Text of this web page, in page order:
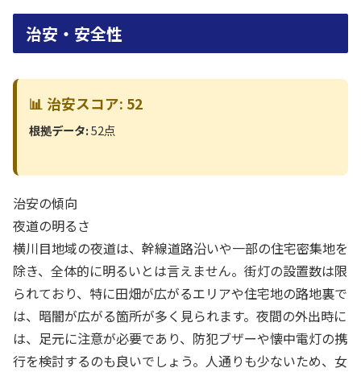
治安・安全性
📊 治安スコア: 52
根拠データ:52点
治安の傾向
夜道の明るさ
横川目地域の夜道は、幹線道路沿いや一部の住宅密集地を
除き、全体的に明るいとは言えません。街灯の設置数は限
られており、特に田畑が広がるエリアや住宅地の路地裏で
は、暗闇が広がる箇所が多く見られます。夜間の外出時に
は、足元に注意が必要であり、防犯ブザーや懐中電灯の携
行を検討するのも良いでしょう。人通りも少ないため、女